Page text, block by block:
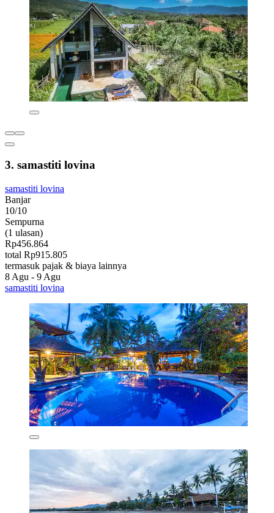
3. samastiti lovina
samastiti lovina
Banjar
10/10
Sempurna
(1 ulasan)
Rp456.864
total Rp915.805
termasuk pajak & biaya lainnya
8 Agu - 9 Agu
samastiti lovina